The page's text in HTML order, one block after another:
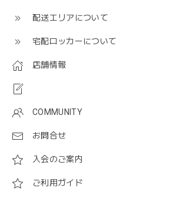
配送エリアについて
宅配ロッカーについて
店舗情報
COMMUNITY
お問合せ
入会のご案内
ご利用ガイド